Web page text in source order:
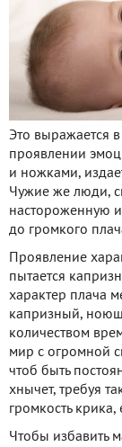
Это выражается
проявлении
и ножками,
Чужие же люди,
настороженную
до громкого
Проявление
пытается
характер плача
капризный,
количеством
мир с огромной
чтоб быть
хнычет, требуя
громкость крика,
Чтобы избавить